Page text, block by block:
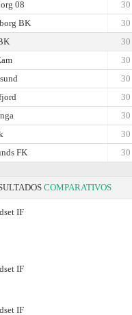
08
30
BK
30
30
30
30
30
30
30
FK 30
COMPARATIVOS
IF
IF
IF